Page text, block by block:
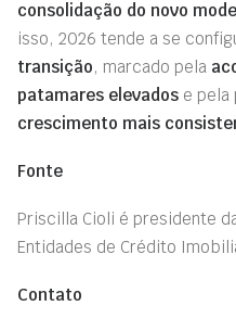
consolidação do novo
isso, 2026 tende a se
transição, marcado pela
patamares elevados e pela
crescimento mais
Fonte
Priscilla Cioli é presidente
Entidades de Crédito
Contato